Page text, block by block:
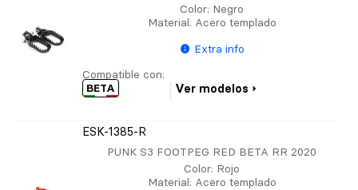
Color: Negro
Material: Acero templado
Extra info
Compatible con:
BETA
Ver modelos
ESK-1385-R
PUNK S3 FOOTPEG RED BETA RR 2020
Color: Rojo
Material: Acero templado